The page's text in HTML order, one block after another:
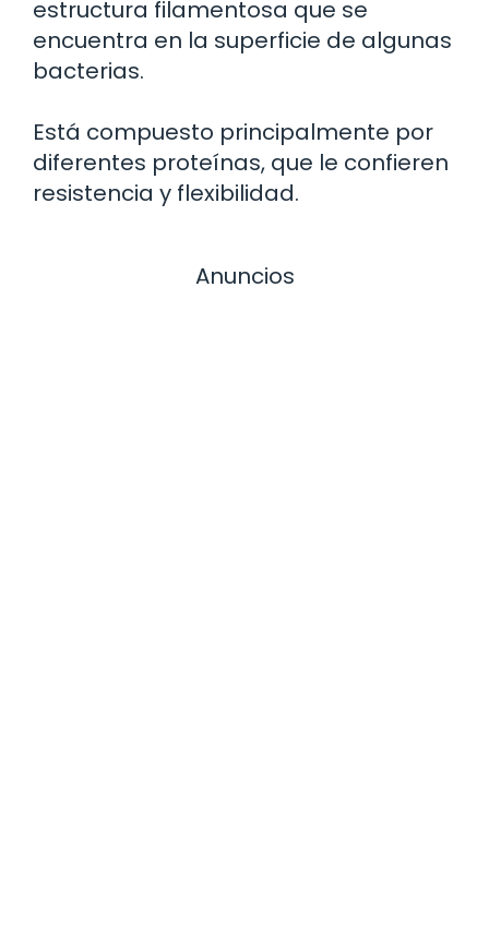
estructura filamentosa que se
encuentra en la superficie de algunas
bacterias.
Está compuesto principalmente por
diferentes proteínas, que le confieren
resistencia y flexibilidad.
Anuncios